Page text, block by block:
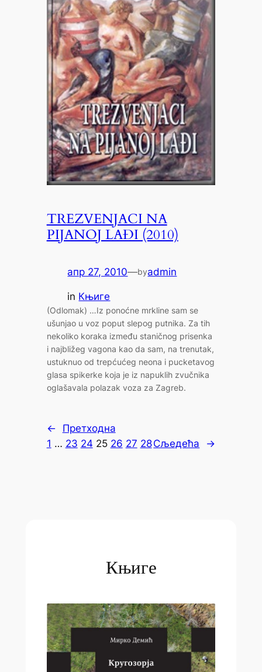
TREZVENJACI NA
PIJANOJ LAĐI (2010)
апр 27, 2010—byadmin
in Књиге
(Odlomak) …Iz ponoćne mrkline sam se
ušunjao u voz poput slepog putnika. Za tih
nekoliko koraka između staničnog prisenka
i najbližeg vagona kao da sam, na trenutak,
ustuknuo od trepćućeg neona i pucketavog
glasa spikerke koja je iz napuklih zvučnika
oglašavala polazak voza za Zagreb.
←
Претходна
1 … 23 24 25 26 27 28Сљедећа →
Књиге